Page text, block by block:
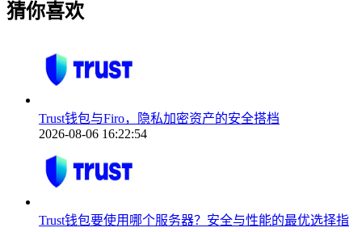
猜你喜欢
Trust钱包与Firo，隐私加密资产的安全搭档
2026-08-06 16:22:54
Trust钱包要使用哪个服务器？安全与性能的最优选择指